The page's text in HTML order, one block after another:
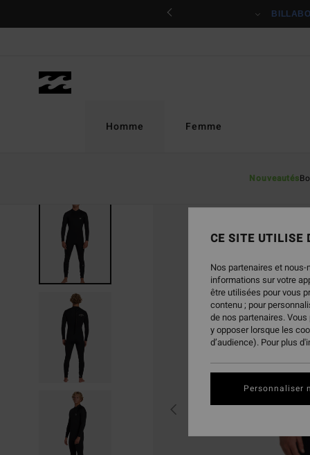
Homme
Nouveautés
Femme
CE SITE UTILISE
Nos partenaires et
informations sur votre
être utilisées pour vous
contenu ; pour
de nos partenaires.
y opposer lorsque les
d’audience). Pour plus
Personnaliser